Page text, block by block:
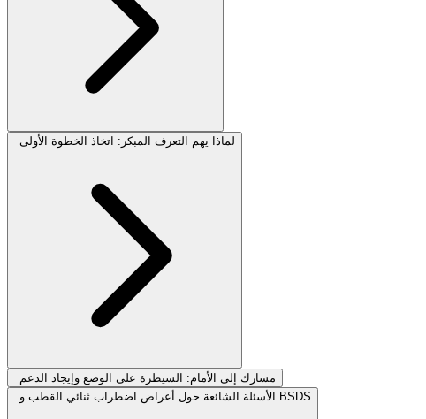
لماذا يهم التعرف المبكر: اتخاذ الخطوة الأولى
مسارك إلى الأمام: السيطرة على الوضع وإيجاد الدعم
الأسئلة الشائعة حول أعراض اضطراب ثنائي القطب و BSDS